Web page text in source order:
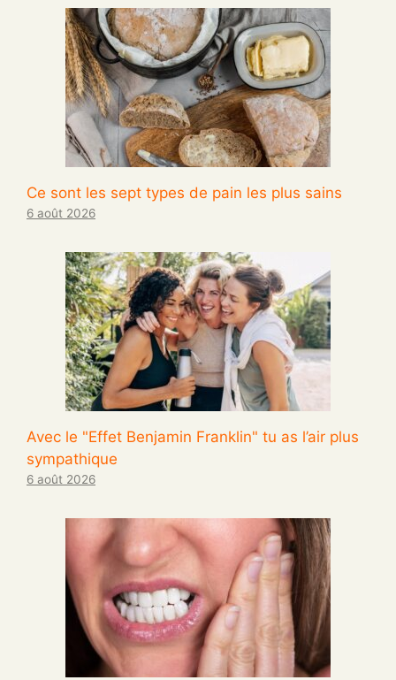
Ce sont les sept types de pain les plus sains
6 août 2026
Avec le "Effet Benjamin Franklin" tu as l’air plus
sympathique
6 août 2026